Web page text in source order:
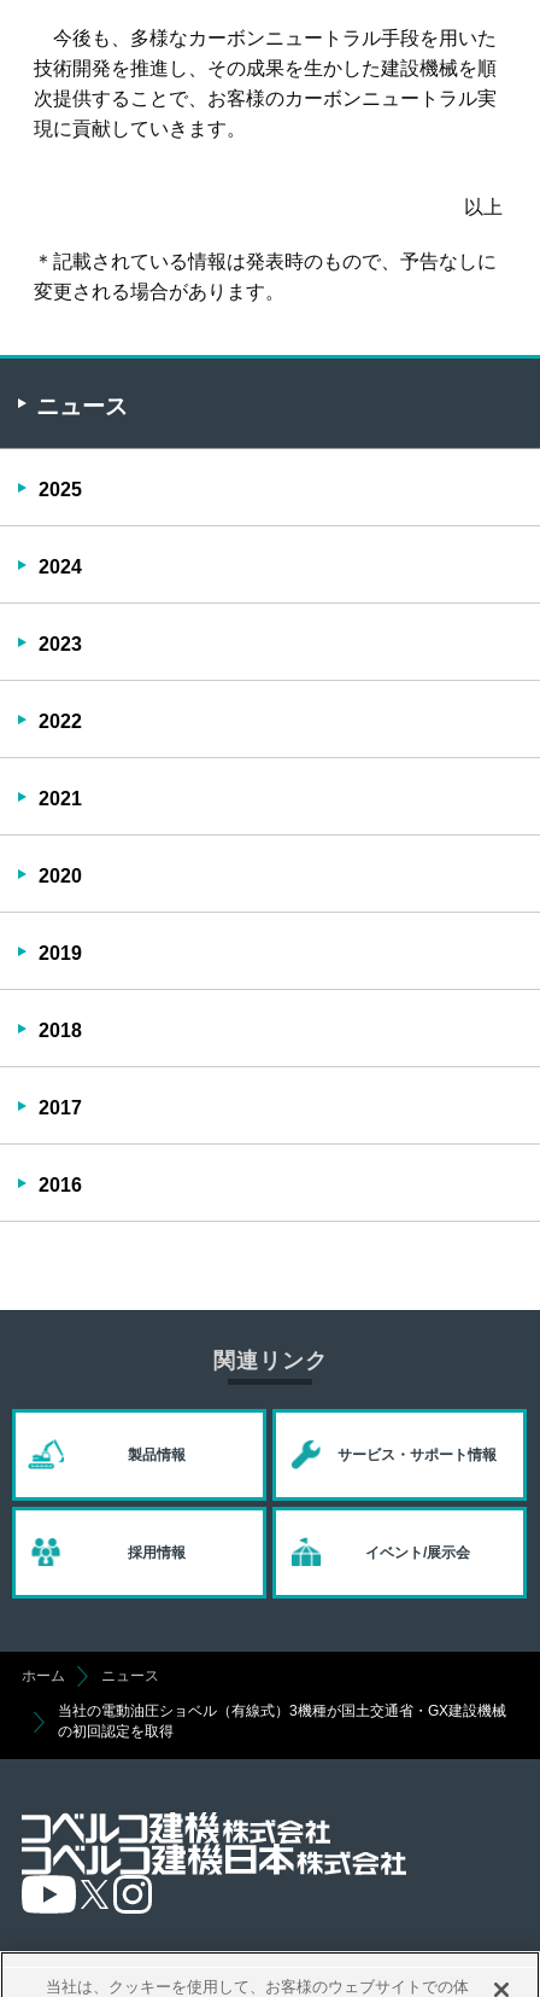
今後も、多様なカーボンニュートラル手段を用いた
技術開発を推進し、その成果を生かした建設機械を順
次提供することで、お客様のカーボンニュートラル実
現に貢献していきます。
以上
＊記載されている情報は発表時のもので、予告なしに
変更される場合があります。
ニュース
2025
2024
2023
2022
2021
2020
2019
2018
2017
2016
関連リンク
製品情報 サービス・サポート情報
採用情報 イベント/展示会
ホーム ニュース
当社の電動油圧ショベル（有線式）3機種が国土交通省・GX建設機械
の初回認定を取得
当社は、クッキーを使用して、お客様のウェブサイトでの体